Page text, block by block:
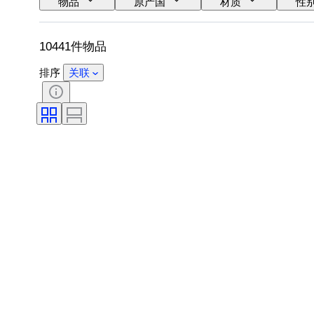
语言
颜色 表芯 表带
10441件物品
排序 关联